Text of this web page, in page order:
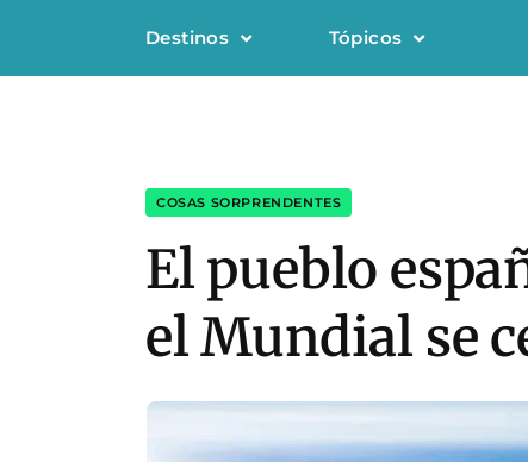
Destinos Tópicos
COSAS SORPRENDENTES
El pueblo
el Mundial se